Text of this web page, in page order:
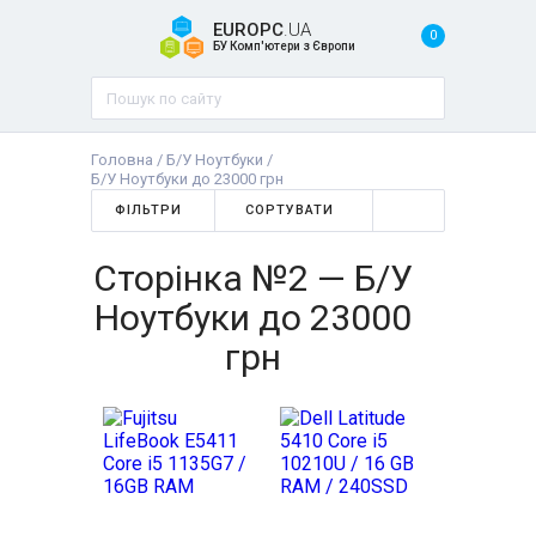
EUROPC.UA
БУ Комп'ютери з Європи
0
Головна / Б/У Ноутбуки /
Б/У Ноутбуки до 23000 грн
ФІЛЬТРИ СОРТУВАТИ
Сторінка №2 — Б/У
Ноутбуки до 23000
грн